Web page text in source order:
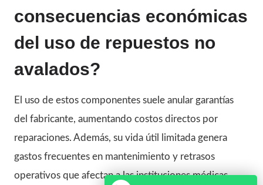
consecuencias económicas
del uso de repuestos no
avalados?
El uso de estos componentes suele anular garantías
del fabricante, aumentando costos directos por
reparaciones. Además, su vida útil limitada genera
gastos frecuentes en mantenimiento y retrasos
operativos que afectan a las instituciones médicas